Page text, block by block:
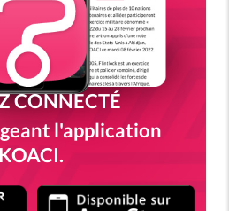
CONNECTÉ
l'application
KOACI.